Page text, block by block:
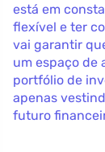
está em
flexível e ter
vai garantir
um espaço de
portfólio de
apenas
futuro